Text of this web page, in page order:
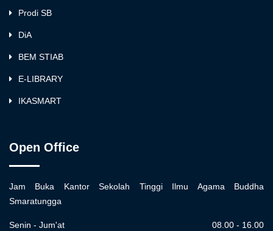
Prodi SB
DiA
BEM STIAB
E-LIBRARY
IKASMART
Open Office
Jam Buka Kantor Sekolah Tinggi Ilmu Agama Buddha
Smaratungga
Senin - Jum'at
08.00 - 16.00